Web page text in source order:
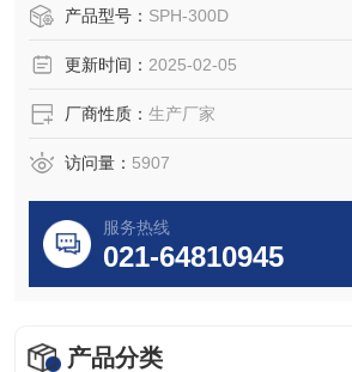
性。产品型号： SPH-300D
更新时间： 2025-02-05
厂商性质： 生产厂家
访问量： 5907
服务热线
021-64810945
产品分类